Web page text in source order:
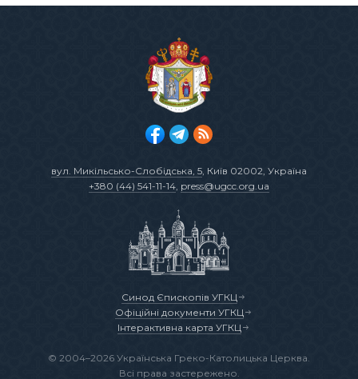
вул. Микільсько-Слобідська, 5, Київ 02002, Україна
+380 (44) 541-11-14, press@ugcc.org.ua
Синод Єпископів УГКЦ
Офіційні документи УГКЦ
Інтерактивна карта УГКЦ
© 2004–2026 Українська Греко-Католицька Церква.
Всі права застережено.